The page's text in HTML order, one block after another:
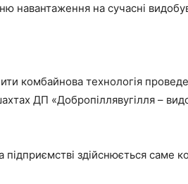
на сучасні
комбайнова технологія
ДП «Добропіллявугілля –
здійснюється